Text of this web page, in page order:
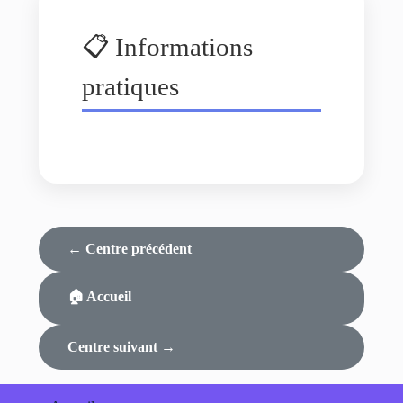
📋 Informations
pratiques
← Centre précédent
🏠 Accueil
Centre suivant →